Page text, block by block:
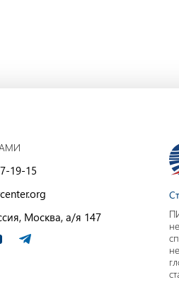
19-15
Москва, а/я 147